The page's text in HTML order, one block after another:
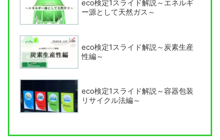
eco検定1スライド解説～エネルギ
ー源として天然ガス～
eco検定1スライド解説～炭素生産
性編～
eco検定1スライド解説～容器包装
リサイクル法編～